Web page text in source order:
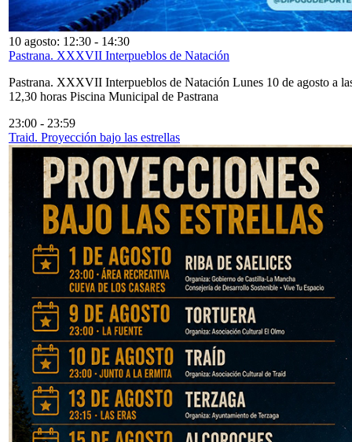
10 agosto: 12:30 - 14:30
Pastrana. XXXVII Interpueblos de Natación
Pastrana. XXXVII Interpueblos de Natación Lunes 10 de agosto a
12,30 horas Piscina Municipal de Pastrana
23:00 - 23:59
Traid. Proyección bajo las estrellas